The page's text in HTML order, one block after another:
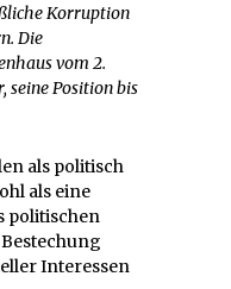
Korruption
Die
vom 2.
seine Position bis
als politisch
als eine
politischen
Interessen